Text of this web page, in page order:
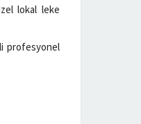
lokal leke
profesyonel